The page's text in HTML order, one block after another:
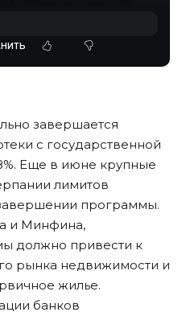
завершается
с государственной
Еще в июне крупные
лимитов
программы.
и Минфина,
должно привести к
рынка недвижимости и
жилье.
банков